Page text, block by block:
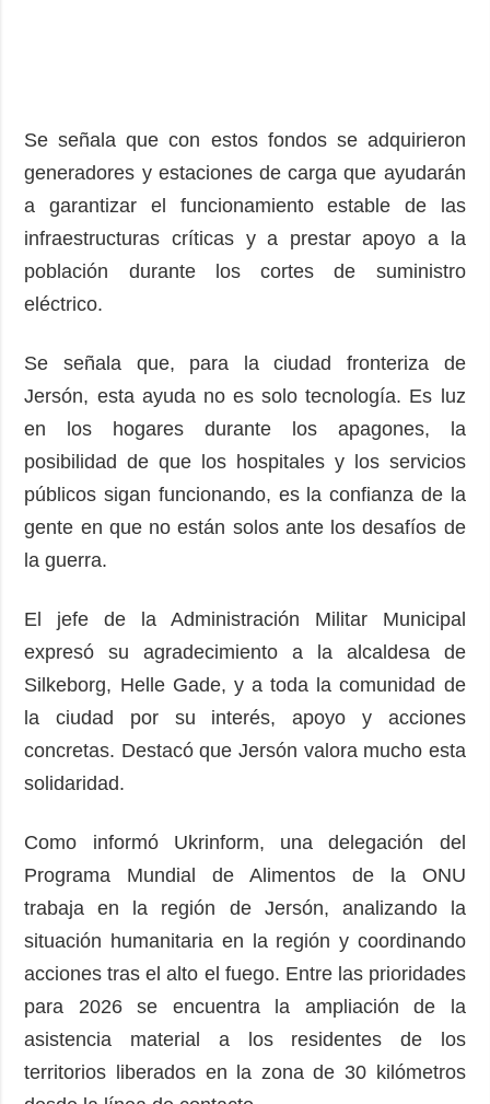
Se señala que con estos fondos se adquirieron
generadores y estaciones de carga que ayudarán
a garantizar el funcionamiento estable de las
infraestructuras críticas y a prestar apoyo a la
población durante los cortes de suministro
eléctrico.
Se señala que, para la ciudad fronteriza de
Jersón, esta ayuda no es solo tecnología. Es luz
en los hogares durante los apagones, la
posibilidad de que los hospitales y los servicios
públicos sigan funcionando, es la confianza de la
gente en que no están solos ante los desafíos de
la guerra.
El jefe de la Administración Militar Municipal
expresó su agradecimiento a la alcaldesa de
Silkeborg, Helle Gade, y a toda la comunidad de
la ciudad por su interés, apoyo y acciones
concretas. Destacó que Jersón valora mucho esta
solidaridad.
Como informó Ukrinform, una delegación del
Programa Mundial de Alimentos de la ONU
trabaja en la región de Jersón, analizando la
situación humanitaria en la región y coordinando
acciones tras el alto el fuego. Entre las prioridades
para 2026 se encuentra la ampliación de la
asistencia material a los residentes de los
territorios liberados en la zona de 30 kilómetros